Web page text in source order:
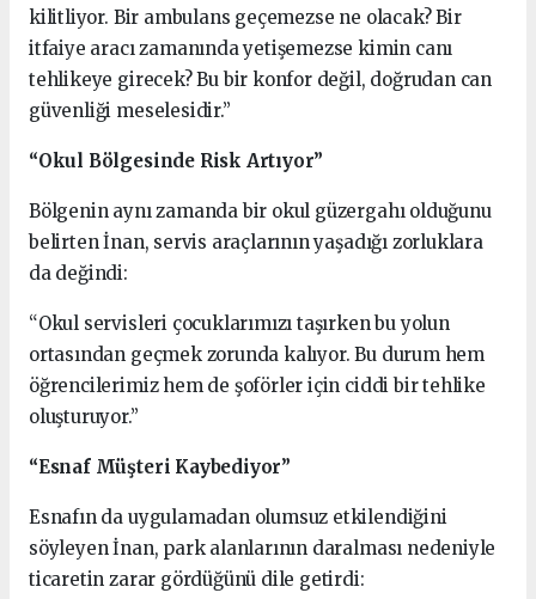
kilitliyor. Bir ambulans geçemezse ne olacak? Bir
itfaiye aracı zamanında yetişemezse kimin canı
tehlikeye girecek? Bu bir konfor değil, doğrudan can
güvenliği meselesidir.”
“Okul Bölgesinde Risk Artıyor”
Bölgenin aynı zamanda bir okul güzergahı olduğunu
belirten İnan, servis araçlarının yaşadığı zorluklara
da değindi:
“Okul servisleri çocuklarımızı taşırken bu yolun
ortasından geçmek zorunda kalıyor. Bu durum hem
öğrencilerimiz hem de şoförler için ciddi bir tehlike
oluşturuyor.”
“Esnaf Müşteri Kaybediyor”
Esnafın da uygulamadan olumsuz etkilendiğini
söyleyen İnan, park alanlarının daralması nedeniyle
ticaretin zarar gördüğünü dile getirdi: